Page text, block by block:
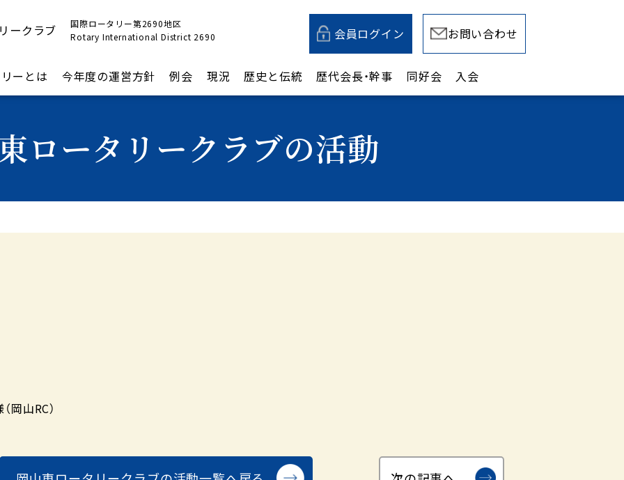
ークラブ
国際ロータリー第2690地区
Rotary International District 2690
会員ログイン お問い合わせ
ーとは 今年度の運営方針 例会 現況 歴史と伝統 歴代会長・幹事 同好会 入会
ロータリークラブの活動
岡山RC）